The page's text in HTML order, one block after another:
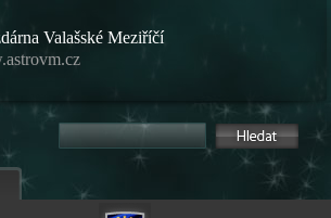
Valašské Meziříčí